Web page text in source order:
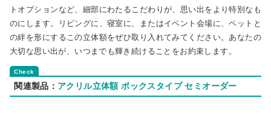
トオプションなど、細部にわたるこだわりが、思い出をより特別なも
のにします。リビングに、寝室に、またはイベント会場に、ペットと
の絆を形にするこの立体額をぜひ取り入れてみてください。あなたの
大切な思い出が、いつまでも輝き続けることをお約束します。
関連製品： アクリル立体額 ボックスタイプ セミオーダー